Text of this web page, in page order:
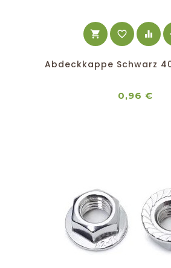
shopping_cart favorite_border equalizer
Abdeckkappe Schwarz
0,96 €